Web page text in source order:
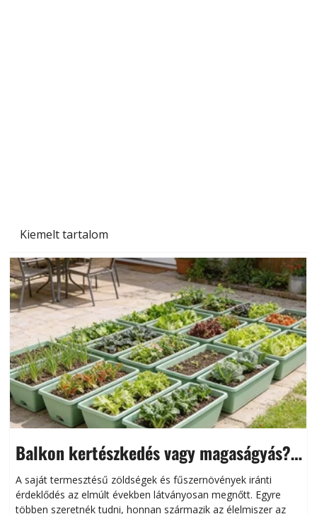
Kiemelt tartalom
Balkon kertészkedés vagy magaságyás?
Helytakarékos kertészkedés
A saját termesztésű zöldségek és fűszernövények iránti
érdeklődés az elmúlt években látványosan megnőtt. Egyre
többen szeretnék tudni, honnan származik az élelmiszer az